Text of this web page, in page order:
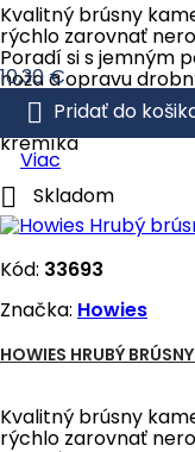
Kvalitný brúsny
rýchlo zarovnať
Poradí si s jemným
noža a opravu
kameňa umožňuje
Viacúčelový
kremíka
Cena
10,30 €
 Pridať do
Viac
 Skladom
Kód: 33693
Značka: Howies
HOWIES HRUBÝ
Kvalitný brúsny
rýchlo zarovnať